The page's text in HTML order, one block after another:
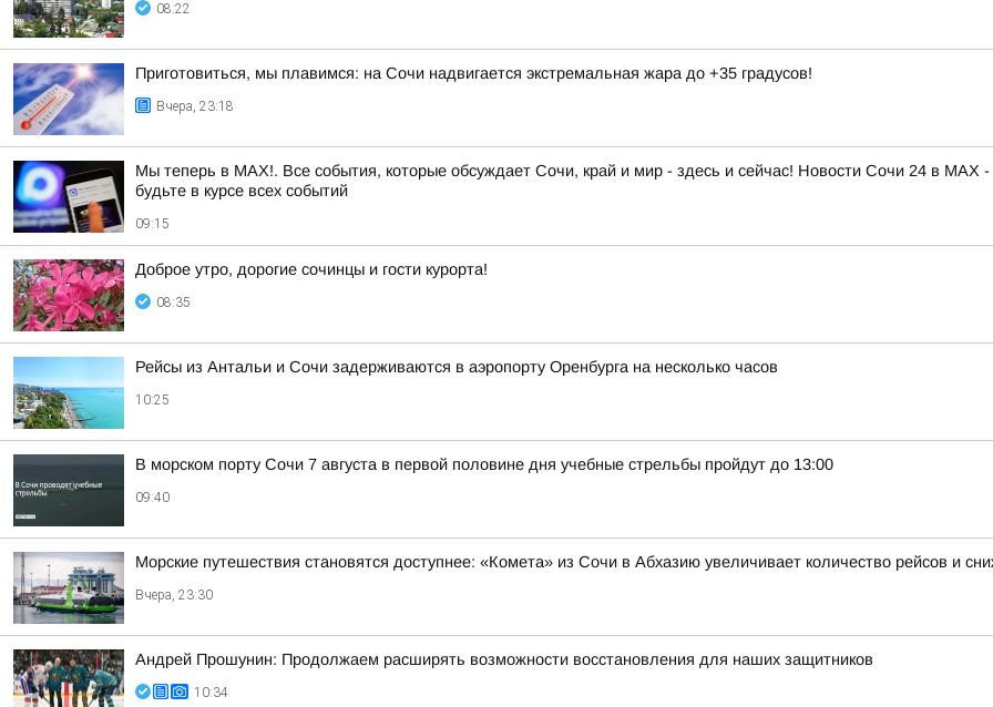
08:22
Приготовиться, мы плавимся: на Сочи надвигается экстремальная жара до +35 градусов!
Вчера, 23:18
Мы теперь в MAX!. Все события, которые обсуждает Сочи, край и мир - здесь и сейчас! Новости Сочи 24 в MAX
будьте в курсе всех событий
09:15
Доброе утро, дорогие сочинцы и гости курорта!
08:35
Рейсы из Антальи и Сочи задерживаются в аэропорту Оренбурга на несколько часов
10:25
В морском порту Сочи 7 августа в первой половине дня учебные стрельбы пройдут до 13:00
09:40
Морские путешествия становятся доступнее: «Комета» из Сочи в Абхазию увеличивает количество рейсов и
Вчера, 23:30
Андрей Прошунин: Продолжаем расширять возможности восстановления для наших защитников
10:34